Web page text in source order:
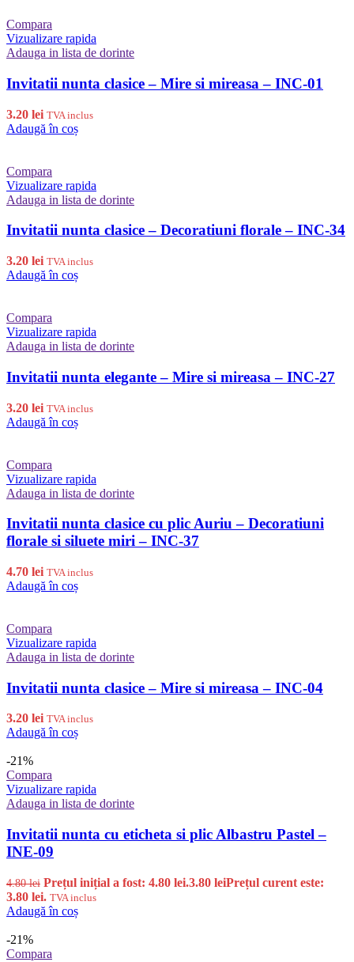
Compara
Vizualizare rapida
Adauga in lista de dorinte
Invitatii nunta clasice – Mire si mireasa – INC-01
3.20 lei TVA inclus
Adaugă în coș
Compara
Vizualizare rapida
Adauga in lista de dorinte
Invitatii nunta clasice – Decoratiuni florale – INC-34
3.20 lei TVA inclus
Adaugă în coș
Compara
Vizualizare rapida
Adauga in lista de dorinte
Invitatii nunta elegante – Mire si mireasa – INC-27
3.20 lei TVA inclus
Adaugă în coș
Compara
Vizualizare rapida
Adauga in lista de dorinte
Invitatii nunta clasice cu plic Auriu – Decoratiuni
florale si siluete miri – INC-37
4.70 lei TVA inclus
Adaugă în coș
Compara
Vizualizare rapida
Adauga in lista de dorinte
Invitatii nunta clasice – Mire si mireasa – INC-04
3.20 lei TVA inclus
Adaugă în coș
-21%
Compara
Vizualizare rapida
Adauga in lista de dorinte
Invitatii nunta cu eticheta si plic Albastru Pastel –
INE-09
4.80lei Prețul inițial a fost: 4.80 lei.3.80 leiPrețul curent este:
3.80 lei. TVA inclus
Adaugă în coș
-21%
Compara